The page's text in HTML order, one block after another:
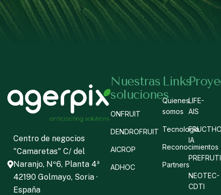
Centro de negocios
"Camaretas" C/ del
Naranjo, Nº6, Planta 4ª
42190 Golmayo, Soria ·
España
Nuestras
soluciones
ONFRUIT
DENDROFRUIT
AICROP
ADHOC
Links
Quienes
somos
Tecnología
Reconocimientos
Partners
LIFE-
AIS
IA
NEOTEC-
CDTI